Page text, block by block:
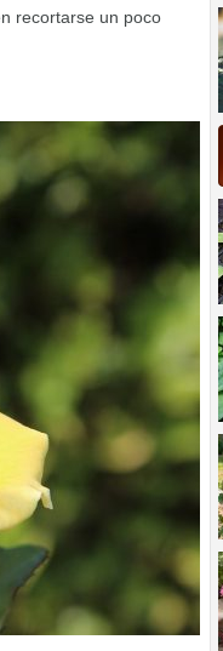
recortarse un poco